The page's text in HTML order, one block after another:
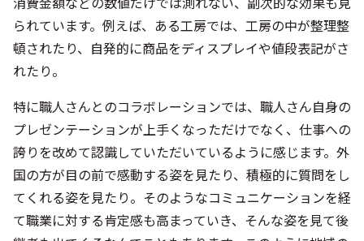
特に職人さんとのコラボレーションでは、職人さん自身の
プレゼンテーションが上手くなっただけでなく、仕事への
誇りを改めて認識していただいているように感じます。外
国の方が目の前で感動する姿を見たり、積極的に質問をし
てくれる姿を見たり。そのようなコミュニケーションを経
て職業に対する肯定感も高まっていき、そんな姿を見て後
継者も出てくるなんてこともあります。このように地域の
方も変化していくことは、経済的な効果だけでないと感じ
ます。